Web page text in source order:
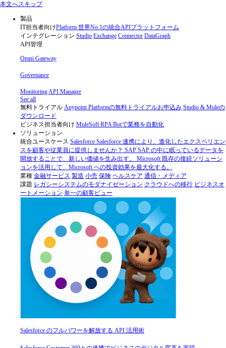
Skip
content
本文へスキップ
製品
IT担当者向けPlatform 世界No.1の統合APIプラットフォーム
インテグレーション Studio Exchange Connector DataGraph
API管理
Omni Gateway
Governance
MonitoringAPI Manager
See all
無料トライアル Anypoint Platformの無料トライアルお申込み Studio & Muleの
ダウンロード
ビジネス担当者向け MuleSoft RPA Botで業務を自動化
ソリューション
統合ユースケース Salesforce Salesforce 連携により、進化したエクスペリエン
スを顧客や従業員に提供しませんか？ SAP SAP の中に眠っているデータを
開放することで、新しい価値を生み出す。
Microsoft 既存の接続ソリューシ
ョンを活用して、Microsoft への投資効果を最大化する。
業種 金融サービス 製造 小売 保険 ヘルスケア 通信・メディア
課題 レガシーシステムのモダナイゼーション クラウドへの移行 ビジネスオ
ートメーション 単一の顧客ビュー
Salesforce のフルパワーを解放する API 活用術